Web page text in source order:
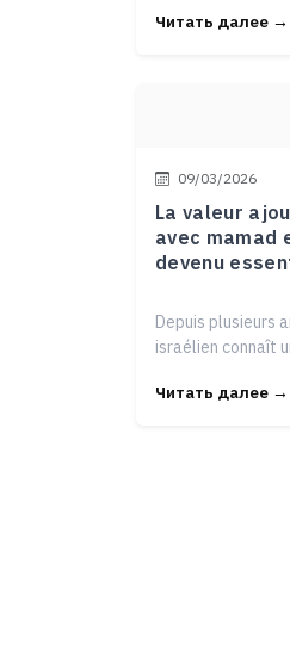
Читать далее →
09/03/2026
La valeur
avec mamad
devenu
Depuis plusieurs
israélien connaît
Читать далее →